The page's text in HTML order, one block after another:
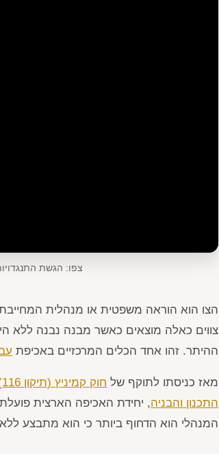
צפו: הגשת
הצו הוא הוראה משפטית או מנהלית
צווים כאלה מוצאים כאשר מבנה נבנה ללא
ההיתר. זהו אחד הכלים המרכזיים באכיפת
מאז כניסתו לתוקף של חוק קמיניץ (תיקון 116)
התכנון והבניה, יחידת האכיפה הארצית
המנהלי הוא הדחוף ביותר כי הוא מתבצע